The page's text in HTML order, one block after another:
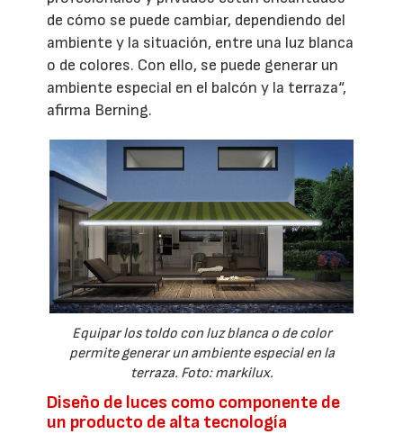
de cómo se puede cambiar, dependiendo del
ambiente y la situación, entre una luz blanca
o de colores. Con ello, se puede generar un
ambiente especial en el balcón y la terraza“,
afirma Berning.
Equipar los toldo con luz blanca o de color
permite generar un ambiente especial en la
terraza. Foto: markilux.
Diseño de luces como componente de
un producto de alta tecnología